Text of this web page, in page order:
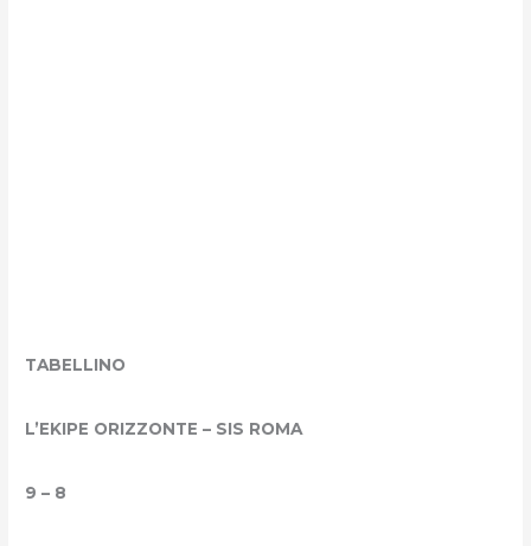
TABELLINO
L’EKIPE ORIZZONTE – SIS ROMA
9 – 8